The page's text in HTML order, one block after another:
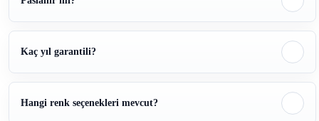
Kaç yıl garantili?
Hangi renk seçenekleri mevcut?